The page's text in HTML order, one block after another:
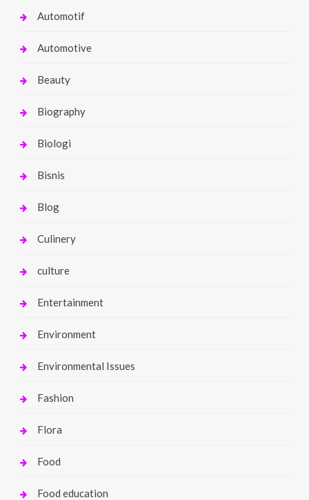
Automotif
Automotive
Beauty
Biography
Biologi
Bisnis
Blog
Culinery
culture
Entertainment
Environment
Environmental Issues
Fashion
Flora
Food
Food education